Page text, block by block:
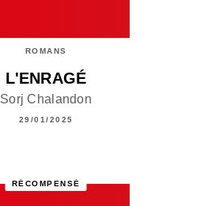
ROMANS
L'ENRAGÉ
Sorj Chalandon
29/01/2025
RÉCOMPENSÉ